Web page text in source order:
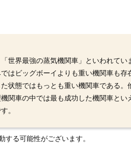
世界最強の蒸気機関車」といわれてい
はビッグボーイよりも重い機関車も存
状態ではもっとも重い機関車である。
関車の中では最も成功した機関車とい
。
る可能性がございます。